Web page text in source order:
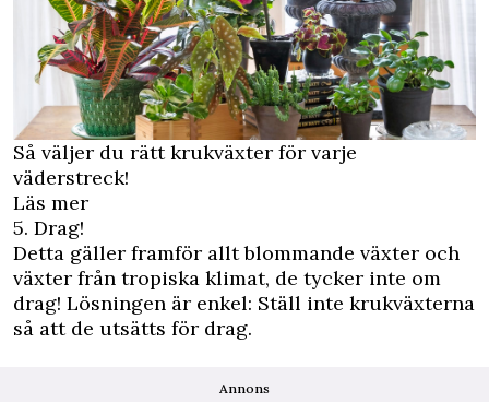
Så väljer du rätt krukväxter för varje
väderstreck!
Läs mer
5. Drag!
Detta gäller framför allt blommande växter och
växter från tropiska klimat, de tycker inte om
drag! Lösningen är enkel: Ställ inte krukväxterna
så att de utsätts för drag.
Annons